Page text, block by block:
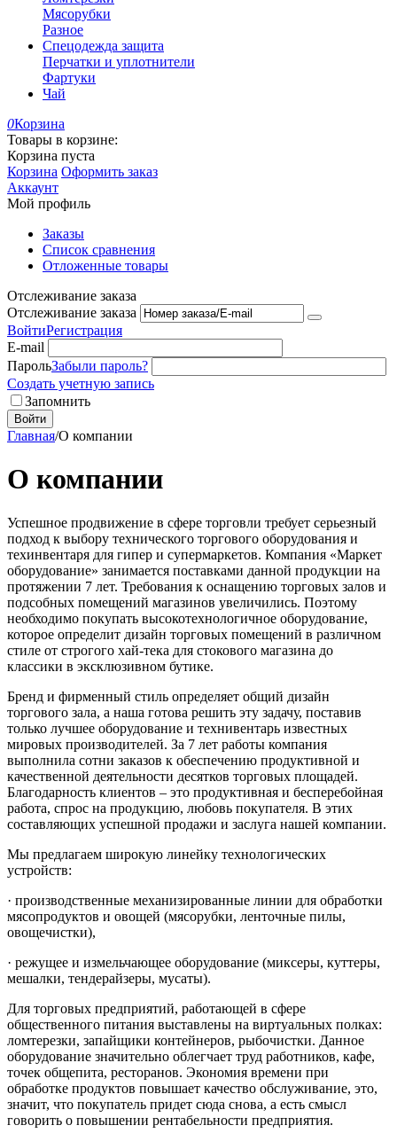
Мясорубки
Разное
Спецодежда защита
Перчатки и уплотнители
Фартуки
Чай
0Корзина
Товары в корзине:
Корзина пуста
Корзина Оформить заказ
Аккаунт
Мой профиль
Заказы
Список сравнения
Отложенные товары
Отслеживание заказа
Отслеживание заказа
ВойтиРегистрация
E-mail
ПарольЗабыли пароль?
Создать учетную запись
Запомнить
Войти
Главная/О компании
О компании
Успешное продвижение в сфере торговли требует серьезный
подход к выбору технического торгового оборудования и
техинвентаря для гипер и супермаркетов. Компания «Маркет
оборудование» занимается поставками данной продукции на
протяжении 7 лет. Требования к оснащению торговых залов и
подсобных помещений магазинов увеличились. Поэтому
необходимо покупать высокотехнологичное оборудование,
которое определит дизайн торговых помещений в различном
стиле от строгого хай-тека для стокового магазина до
классики в эксклюзивном бутике.
Бренд и фирменный стиль определяет общий дизайн
торгового зала, а наша готова решить эту задачу, поставив
только лучшее оборудование и технивентарь известных
мировых производителей. За 7 лет работы компания
выполнила сотни заказов к обеспечению продуктивной и
качественной деятельности десятков торговых площадей.
Благодарность клиентов – это продуктивная и бесперебойная
работа, спрос на продукцию, любовь покупателя. В этих
составляющих успешной продажи и заслуга нашей компании.
Мы предлагаем широкую линейку технологических
устройств:
· производственные механизированные линии для обработки
мясопродуктов и овощей (мясорубки, ленточные пилы,
овощечистки),
· режущее и измельчающее оборудование (миксеры, куттеры,
мешалки, тендерайзеры, мусаты).
Для торговых предприятий, работающей в сфере
общественного питания выставлены на виртуальных полках:
ломтерезки, запайщики контейнеров, рыбочистки. Данное
оборудование значительно облегчает труд работников, кафе,
точек общепита, ресторанов. Экономия времени при
обработке продуктов повышает качество обслуживание, это,
значит, что покупатель придет сюда снова, а есть смысл
говорить о повышении рентабельности предприятия.